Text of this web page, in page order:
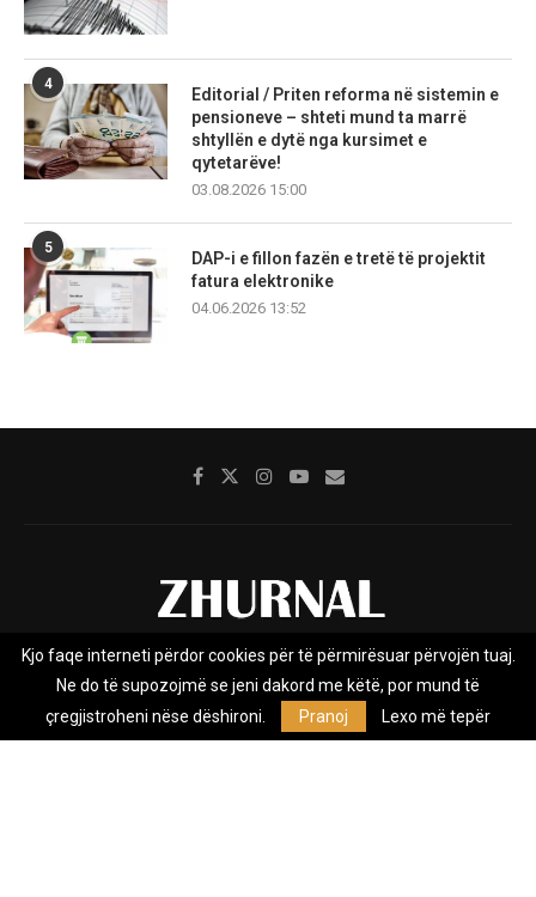
4
Editorial / Priten reforma në sistemin e
pensioneve – shteti mund ta marrë
shtyllën e dytë nga kursimet e
qytetarëve!
03.08.2026 15:00
5
DAP-i e fillon fazën e tretë të projektit
fatura elektronike
04.06.2026 13:52
Rreth nesh Impresumi Marketing
Kontakt
Privacy Policy
Zhurnal.mk është Agjenci e Lajmeve e pavarur, e themeluar në vitin
Kjo faqe interneti përdor cookies për të përmirësuar përvojën tuaj.
Ne do të supozojmë se jeni dakord me këtë, por mund të
çregjistroheni nëse dëshironi.
Pranoj Lexo më tepër